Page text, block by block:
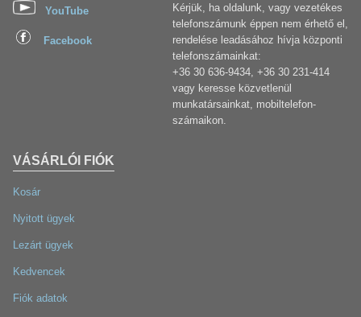
VÁSÁRLÓI FIÓK
Kosár
Nyitott ügyek
Lezárt ügyek
Kedvencek
Fiók adatok
YouTube
Facebook
Kérjük, ha oldalunk, vagy vezetékes
telefonszámunk éppen nem érhető el,
rendelése leadásához hívja központi
telefonszámainkat:
+36 30 636-9434, +36 30 231-414
vagy keresse közvetlenül
munkatársainkat, mobiltelefon-
számaikon.